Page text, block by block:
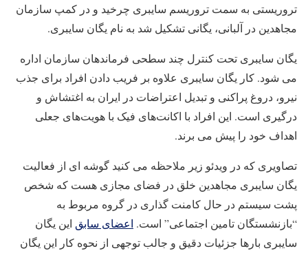
تروریستی به سمت تروریسم سایبری چرخید و در کمپ سازمان
مجاهدین در آلبانی، یگانی تشکیل شد به نام یگان سایبری.
یگان سایبری تحت کنترل چند سطحی فرماندهان سازمان اداره
می شود. کار یگان سایبری علاوه بر فریب دادن افراد برای جذب
نیرو، دروغ پراکنی و تبدیل اعتراضات در ایران به اغتشاش و
درگیری است. این افراد با اکانت‌های فیک با هویت‌های جعلی
اهداف خود را پیش می برند.
تصاویری که در ویدئو زیر ملاحظه می کنید گوشه ای از فعالیت
یگان سایبری مجاهدین خلق در فضای مجازی هست که شخص
پشت سیستم در حال کامنت گذاری در گروه مربوط به
“بازنشستگان تامین اجتماعی” است. اعضای سابق این یگان
سایبری بارها جزئیات دقیق و جالب توجهی از نحوه کار این یگان